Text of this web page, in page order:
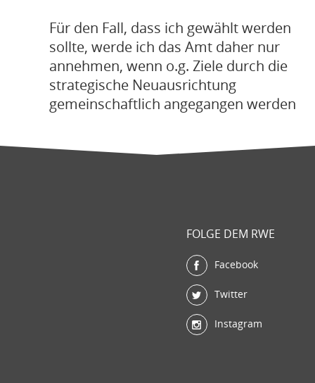
Für den Fall, dass ich gewählt werden
sollte, werde ich das Amt daher nur
annehmen, wenn o.g. Ziele durch die
strategische Neuausrichtung
gemeinschaftlich angegangen werden
FOLGE DEM RWE
Facebook
Twitter
Instagram